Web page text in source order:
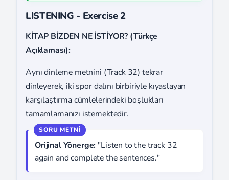
LISTENING - Exercise 2
KİTAP BİZDEN NE İSTİYOR? (Türkçe
Açıklaması):
Aynı dinleme metnini (Track 32) tekrar
dinleyerek, iki spor dalını birbiriyle kıyaslayan
karşılaştırma cümlelerindeki boşlukları
tamamlamanızı istemektedir.
Orijinal Yönerge: "Listen to the track 32
again and complete the sentences."